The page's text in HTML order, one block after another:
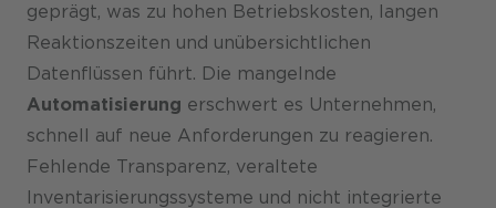
geprägt, was zu hohen Betriebskosten, langen
Reaktionszeiten und unübersichtlichen
Datenflüssen führt. Die mangelnde
Automatisierung erschwert es Unternehmen,
schnell auf neue Anforderungen zu reagieren.
Fehlende Transparenz, veraltete
Inventarisierungssysteme und nicht integrierte